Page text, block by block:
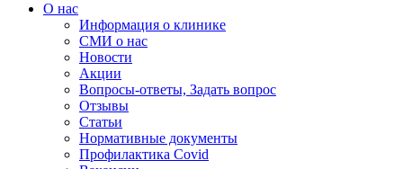
О нас
Информация о клинике
СМИ о нас
Новости
Акции
Вопросы-ответы, Задать вопрос
Отзывы
Статьи
Нормативные документы
Профилактика Covid